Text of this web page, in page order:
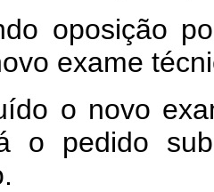
oposição
exame
o novo
o pedido